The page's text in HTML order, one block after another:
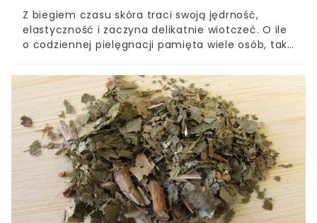
Z biegiem czasu skóra traci swoją jędrność,
elastyczność i zaczyna delikatnie wiotczeć. O ile
o codziennej pielęgnacji pamięta wiele osób, tak
skutkować pojawieniem się tzw. “pierścieni
Wenus”. Jak zadbać o szyję w domowy i
ekologiczny sposób? Ten sposób z
wykorzystaniem groszku powinien znać każdy.